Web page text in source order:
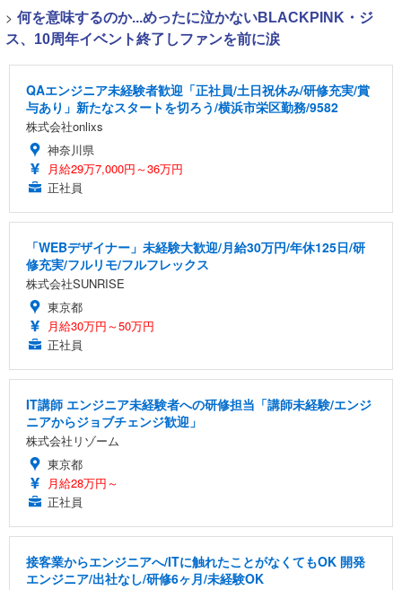
> 何を意味するのか...めったに泣かないBLACKPINK・ジ
ス、10周年イベント終了しファンを前に涙
QAエンジニア未経験者歓迎「正社員/土日祝休み/研修充実/賞
与あり」新たなスタートを切ろう/横浜市栄区勤務/9582
株式会社onlixs
神奈川県
月給29万7,000円～36万円
正社員
「WEBデザイナー」未経験大歓迎/月給30万円/年休125日/研
修充実/フルリモ/フルフレックス
株式会社SUNRISE
東京都
月給30万円～50万円
正社員
IT講師 エンジニア未経験者への研修担当「講師未経験/エンジ
ニアからジョブチェンジ歓迎」
株式会社リゾーム
東京都
月給28万円～
正社員
接客業からエンジニアへ/ITに触れたことがなくてもOK 開発
エンジニア/出社なし/研修6ヶ月/未経験OK